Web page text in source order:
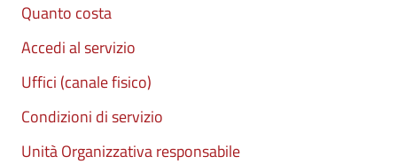
Quanto costa
Accedi al servizio
Uffici (canale fisico)
Condizioni di servizio
Unità Organizzativa responsabile